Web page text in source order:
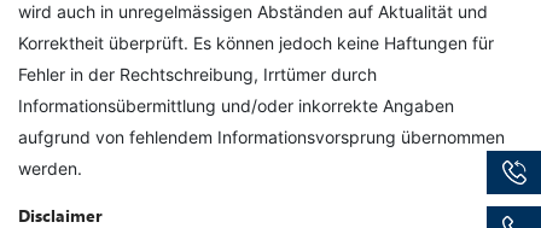
wird auch in unregelmässigen Abständen auf Aktualität und
Korrektheit überprüft. Es können jedoch keine Haftungen für
Fehler in der Rechtschreibung, Irrtümer durch
Informationsübermittlung und/oder inkorrekte Angaben
aufgrund von fehlendem Informationsvorsprung übernommen
werden.
Disclaimer